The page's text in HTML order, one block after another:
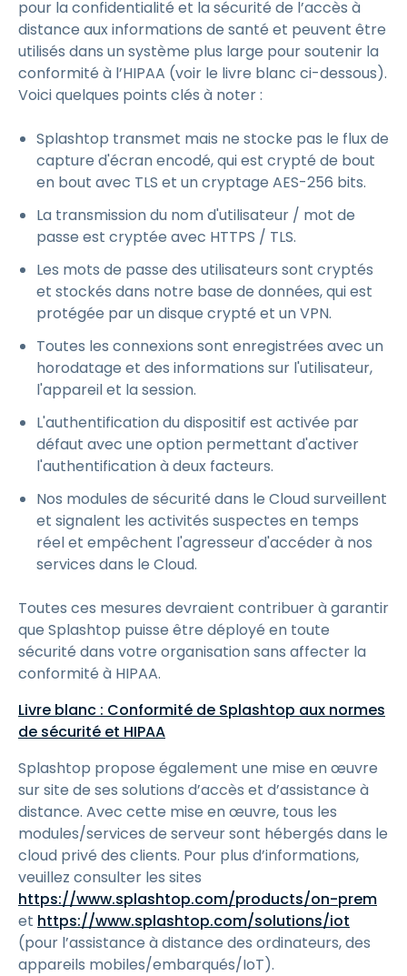
pour la confidentialité et la sécurité de l’accès à
distance aux informations de santé et peuvent être
utilisés dans un système plus large pour soutenir la
conformité à l’HIPAA (voir le livre blanc ci-dessous).
Voici quelques points clés à noter :
Splashtop transmet mais ne stocke pas le flux de
capture d'écran encodé, qui est crypté de bout
en bout avec TLS et un cryptage AES-256 bits.
La transmission du nom d'utilisateur / mot de
passe est cryptée avec HTTPS / TLS.
Les mots de passe des utilisateurs sont cryptés
et stockés dans notre base de données, qui est
protégée par un disque crypté et un VPN.
Toutes les connexions sont enregistrées avec un
horodatage et des informations sur l'utilisateur,
l'appareil et la session.
L'authentification du dispositif est activée par
défaut avec une option permettant d'activer
l'authentification à deux facteurs.
Nos modules de sécurité dans le Cloud surveillent
et signalent les activités suspectes en temps
réel et empêchent l'agresseur d'accéder à nos
services dans le Cloud.
Toutes ces mesures devraient contribuer à garantir
que Splashtop puisse être déployé en toute
sécurité dans votre organisation sans affecter la
conformité à HIPAA.
Livre blanc : Conformité de Splashtop aux normes
de sécurité et HIPAA
Splashtop propose également une mise en œuvre
sur site de ses solutions d’accès et d’assistance à
distance. Avec cette mise en œuvre, tous les
modules/services de serveur sont hébergés dans le
cloud privé des clients. Pour plus d’informations,
veuillez consulter les sites
https://www.splashtop.com/products/on-prem
et https://www.splashtop.com/solutions/iot
(pour l’assistance à distance des ordinateurs, des
appareils mobiles/embarqués/IoT).